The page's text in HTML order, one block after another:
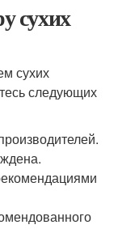
сухих
сухих
следующих